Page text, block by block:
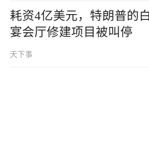
耗资4亿美元，特朗普的
宴会厅修建项目被叫停
天下事